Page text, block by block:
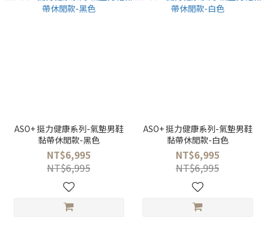
ASO+ 挺力健康系列-氣墊男鞋
黏帶休閒款-黑色
NT$6,995
NT$6,995
ASO+ 挺力健康系列-氣墊男鞋
黏帶休閒款-白色
NT$6,995
NT$6,995